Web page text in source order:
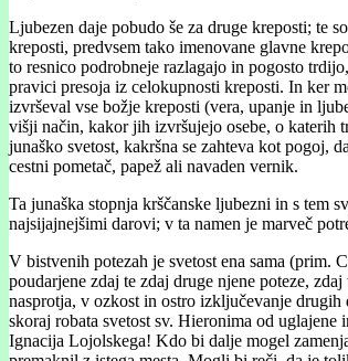
Ljubezen daje pobudo še za druge kreposti; te
kreposti, predvsem tako imenovane glavne
to resnico podrobneje razlagajo in pogosto
pravici presoja iz celokupnosti kreposti. In ker
izvrševal vse božje kreposti (vera, upanje in
višji način, kakor jih izvršujejo osebe, o katerih
junaško svetost, kakršna se zahteva kot pogoj,
cestni pometač, papež ali navaden vernik.
Ta junaška stopnja krščanske ljubezni in s tem
najsijajnejšimi darovi; v ta namen je marveč
V bistvenih potezah je svetost ena sama (prim.
poudarjene zdaj te zdaj druge njene poteze,
nasprotja, v ozkost in ostro izključevanje
skoraj robata svetost sv. Hieronima od
Ignacija Lojolskega! Kdo bi dalje mogel